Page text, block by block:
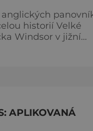
historií Velké
věčně zelenými
Za bezmála 950
APLIKOVANÁ